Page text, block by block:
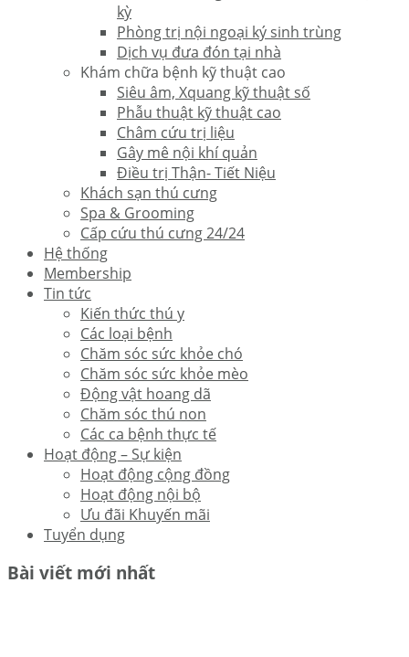
kỳ
Phòng trị nội ngoại ký sinh trùng
Dịch vụ đưa đón tại nhà
Khám chữa bệnh kỹ thuật cao
Siêu âm, Xquang kỹ thuật số
Phẫu thuật kỹ thuật cao
Châm cứu trị liệu
Gây mê nội khí quản
Điều trị Thận- Tiết Niệu
Khách sạn thú cưng
Spa & Grooming
Cấp cứu thú cưng 24/24
Hệ thống
Membership
Tin tức
Kiến thức thú y
Các loại bệnh
Chăm sóc sức khỏe chó
Chăm sóc sức khỏe mèo
Động vật hoang dã
Chăm sóc thú non
Các ca bệnh thực tế
Hoạt động – Sự kiện
Hoạt động cộng đồng
Hoạt động nội bộ
Ưu đãi Khuyến mãi
Tuyển dụng
Bài viết mới nhất